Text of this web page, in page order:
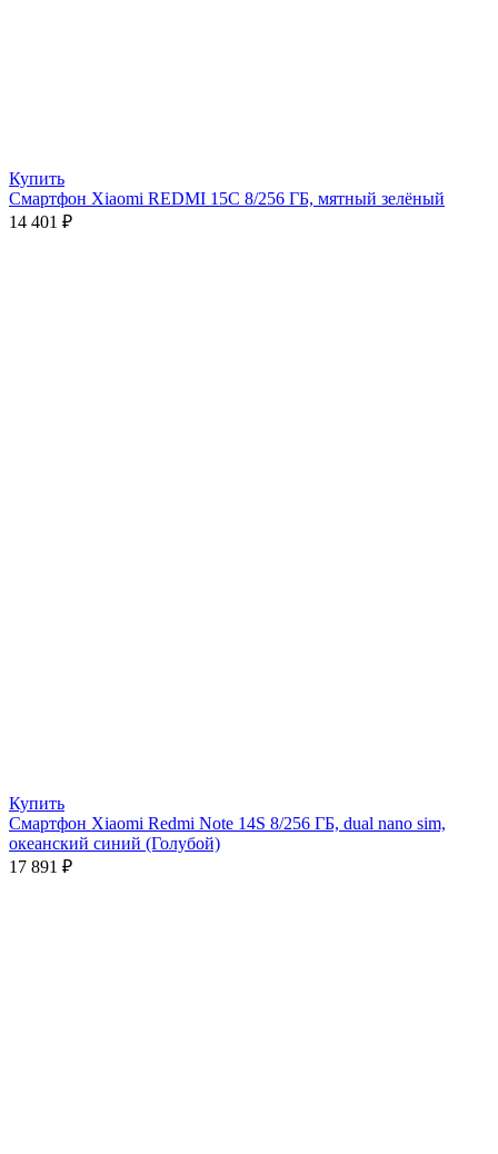
Купить
Смартфон Xiaomi REDMI 15C 8/256 ГБ, мятный зелёный
14 401 ₽
Купить
Смартфон Xiaomi Redmi Note 14S 8/256 ГБ, dual nano sim,
океанский синий (Голубой)
17 891 ₽